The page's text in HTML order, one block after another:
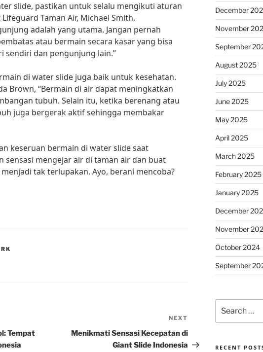
slide, pastikan untuk selalu mengikuti aturan
Taman Air, Michael Smith,
adalah yang utama. Jangan pernah
atau bermain secara kasar yang bisa
sendiri dan pengunjung lain.”
di water slide juga baik untuk kesehatan.
Brown, “Bermain di air dapat meningkatkan
tubuh. Selain itu, ketika berenang atau
juga bergerak aktif sehingga membakar
keseruan bermain di water slide saat
sensasi mengejar air di taman air dan buat
tak terlupakan. Ayo, berani mencoba?
Tempat
Post
NEXT
Menikmati Sensasi Kecepatan di
Giant Slide Indonesia
December
November
September
August 2025
July 2025
June 2025
May 2025
April 2025
March 2025
February 2025
January 2025
December
November
October 2024
September
for:
RECENT